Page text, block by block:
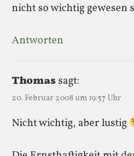
nicht so wichtig gewesen
Antworten
Thomassagt:
20. Februar 2008 um 19:57 Uhr
Nicht wichtig, aber lustig